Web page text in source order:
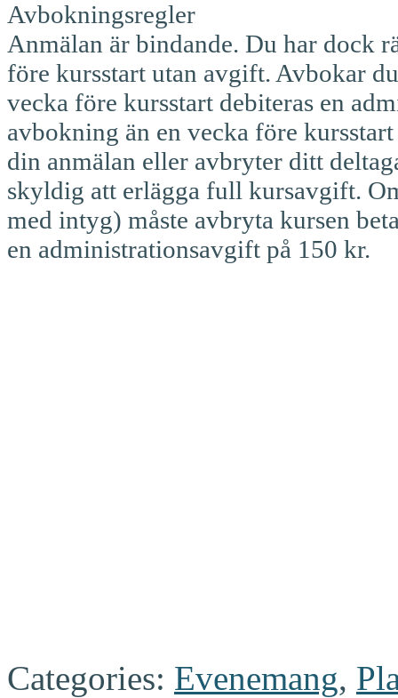
Avbokningsregler
Anmälan är bindande. Du har dock
före kursstart utan avgift. Avbokar
vecka före kursstart debiteras en
avbokning än en vecka före
din anmälan eller avbryter ditt
skyldig att erlägga full kursavgift.
med intyg) måste avbryta kursen
en administrationsavgift på 150 kr.
Categories: Evenemang,